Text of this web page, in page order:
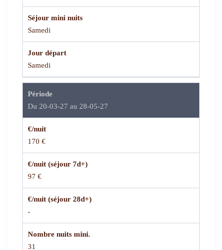
Séjour mini nuits
Samedi
Jour départ
Samedi
Période
Du 20-03-27 au 28-05-27
€/nuit
170 €
€/nuit (séjour 7d+)
97 €
€/nuit (séjour 28d+)
-
Nombre nuits mini.
31